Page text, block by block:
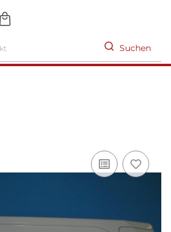
Suchen